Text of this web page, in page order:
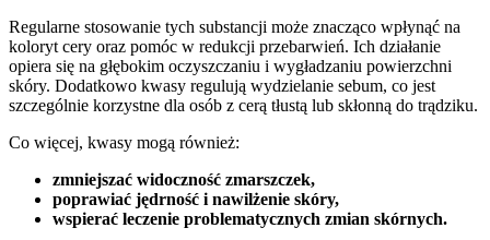
Regularne stosowanie tych substancji może znacząco wpłynąć na
koloryt cery oraz pomóc w redukcji przebarwień. Ich działanie
opiera się na głębokim oczyszczaniu i wygładzaniu powierzchni
skóry. Dodatkowo kwasy regulują wydzielanie sebum, co jest
szczególnie korzystne dla osób z cerą tłustą lub skłonną do trądziku.
Co więcej, kwasy mogą również:
zmniejszać widoczność zmarszczek,
poprawiać jędrność i nawilżenie skóry,
wspierać leczenie problematycznych zmian skórnych.